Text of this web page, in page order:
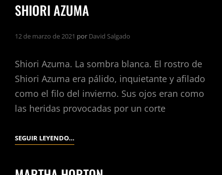
SHIORI AZUMA
12 de marzo de 2021 por David Salgado
Shiori Azuma. La sombra blanca. El rostro de
Shiori Azuma era pálido, inquietante y afilado
como el filo del invierno. Sus ojos eran como
las heridas provocadas por un corte
SEGUIR LEYENDO…